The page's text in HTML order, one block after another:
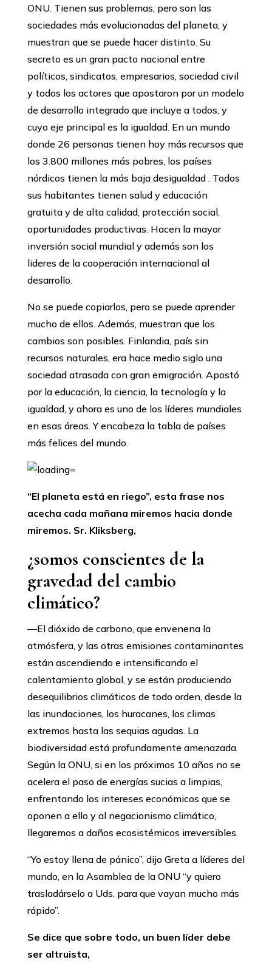
ONU. Tienen sus problemas, pero son las
sociedades más evolucionadas del planeta, y
muestran que se puede hacer distinto. Su
secreto es un gran pacto nacional entre
políticos, sindicatos, empresarios, sociedad civil
y todos los actores que apostaron por un modelo
de desarrollo integrado que incluye a todos, y
cuyo eje principal es la igualdad. En un mundo
donde 26 personas tienen hoy más recursos que
los 3.800 millones más pobres, los países
nórdicos tienen la más baja desigualdad . Todos
sus habitantes tienen salud y educación
gratuita y de alta calidad, protección social,
oportunidades productivas. Hacen la mayor
inversión social mundial y además son los
lideres de la cooperación internacional al
desarrollo.
No se puede copiarlos, pero se puede aprender
mucho de ellos. Además, muestran que los
cambios son posibles. Finlandia, país sin
recursos naturales, era hace medio siglo una
sociedad atrasada con gran emigración. Apostó
por la educación, la ciencia, la tecnología y la
igualdad, y ahora es uno de los líderes mundiales
en esas áreas. Y encabeza la tabla de países
más felices del mundo.
“El planeta está en riego”, esta frase nos
acecha cada mañana miremos hacia donde
miremos. Sr. Kliksberg,
¿somos conscientes de la
gravedad del cambio
climático?
—El dióxido de carbono, que envenena la
atmósfera, y las otras emisiones contaminantes
están ascendiendo e intensificando el
calentamiento global, y se están produciendo
desequilibrios climáticos de todo orden, desde la
las inundaciones, los huracanes, los climas
extremos hasta las sequias agudas. La
biodiversidad está profundamente amenazada.
Según la ONU, si en los próximos 10 años no se
acelera el paso de energías sucias a limpias,
enfrentando los intereses económicos que se
oponen a ello y al negacionismo climático,
llegaremos a daños ecosistémicos irreversibles.
“Yo estoy llena de pánico”, dijo Greta a líderes del
mundo, en la Asamblea de la ONU “y quiero
trasladárselo a Uds. para que vayan mucho más
rápido”.
Se dice que sobre todo, un buen líder debe
ser altruista,